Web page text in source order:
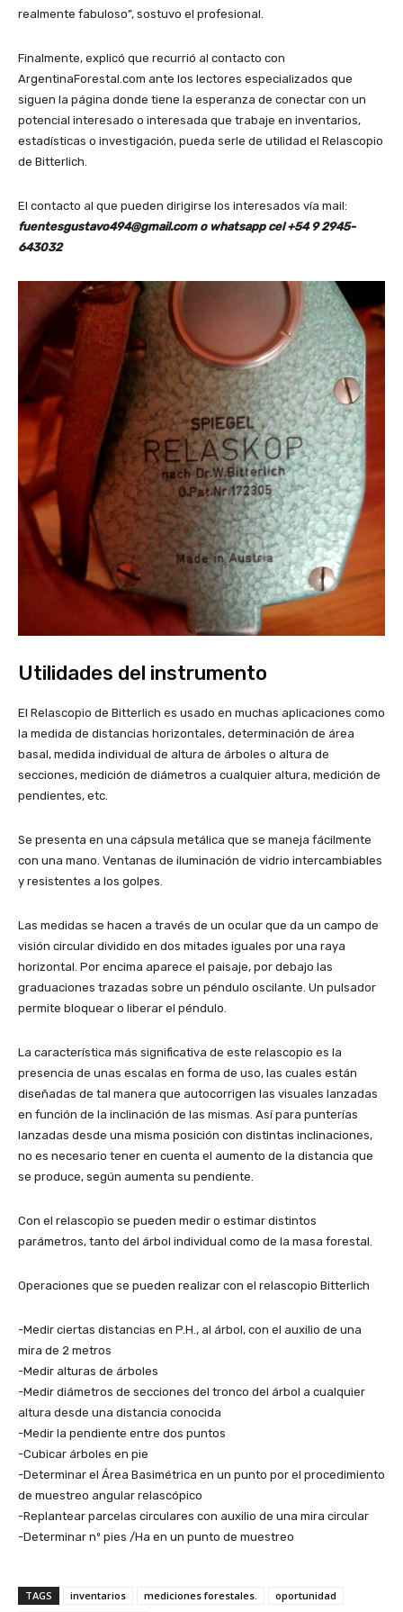
realmente fabuloso”, sostuvo el profesional.
Finalmente, explicó que recurrió al contacto con
ArgentinaForestal.com ante los lectores especializados que
siguen la página donde tiene la esperanza de conectar con un
potencial interesado o interesada que trabaje en inventarios,
estadísticas o investigación, pueda serle de utilidad el Relascopio
de Bitterlich.
El contacto al que pueden dirigirse los interesados vía mail:
fuentesgustavo494@gmail.com o whatsapp cel +54 9 2945-
643032
Utilidades del instrumento
El Relascopio de Bitterlich es usado en muchas aplicaciones como
la medida de distancias horizontales, determinación de área
basal, medida individual de altura de árboles o altura de
secciones, medición de diámetros a cualquier altura, medición de
pendientes, etc.
Se presenta en una cápsula metálica que se maneja fácilmente
con una mano. Ventanas de iluminación de vidrio intercambiables
y resistentes a los golpes.
Las medidas se hacen a través de un ocular que da un campo de
visión circular dividido en dos mitades iguales por una raya
horizontal. Por encima aparece el paisaje, por debajo las
graduaciones trazadas sobre un péndulo oscilante. Un pulsador
permite bloquear o liberar el péndulo.
La característica más significativa de este relascopio es la
presencia de unas escalas en forma de uso, las cuales están
diseñadas de tal manera que autocorrigen las visuales lanzadas
en función de la inclinación de las mismas. Así para punterías
lanzadas desde una misma posición con distintas inclinaciones,
no es necesario tener en cuenta el aumento de la distancia que
se produce, según aumenta su pendiente.
Con el relascopìo se pueden medir o estimar distintos
parámetros, tanto del árbol individual como de la masa forestal.
Operaciones que se pueden realizar con el relascopio Bitterlich
-Medir ciertas distancias en P.H., al árbol, con el auxilio de una
mira de 2 metros
-Medir alturas de árboles
-Medir diámetros de secciones del tronco del árbol a cualquier
altura desde una distancia conocida
-Medir la pendiente entre dos puntos
-Cubicar árboles en pie
-Determinar el Área Basimétrica en un punto por el procedimiento
de muestreo angular relascópico
-Replantear parcelas circulares con auxilio de una mira circular
-Determinar nº pies /Ha en un punto de muestreo
TAGS inventarios mediciones forestales.
oportunidad